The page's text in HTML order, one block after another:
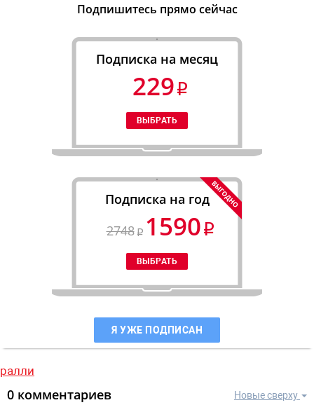
Подпишитесь прямо сейчас
Подписка на месяц
229
Подписка на год
2748
1590
Я УЖЕ ПОДПИСАН
ралли
Новые сверху
0 комментариев